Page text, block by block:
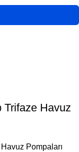
Havuz
Havuz Pompaları